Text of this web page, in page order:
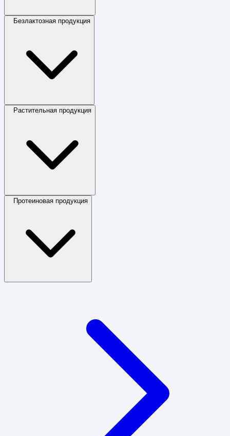
Безлактозная продукция
Растительная продукция
Протеиновая продукция